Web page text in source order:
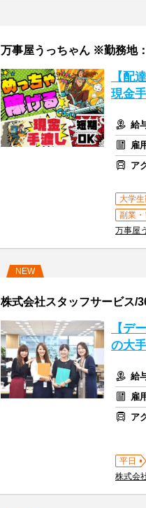
万事屋うっちゃん ※勤務地
【配
現金
給
雇
ア
大学生
副業
万事屋
NEW
株式会社スタッフサービス/
【デ
の大
給
雇
ア
平日
株式会